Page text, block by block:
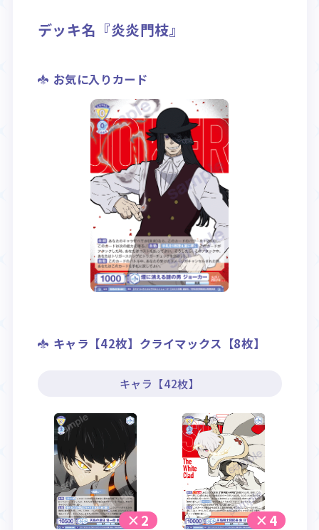
デッキ名『炎炎門枝』
お気に入りカード
キャラ【42枚】クライマックス【8枚】
キャラ【42枚】
×2 ×4